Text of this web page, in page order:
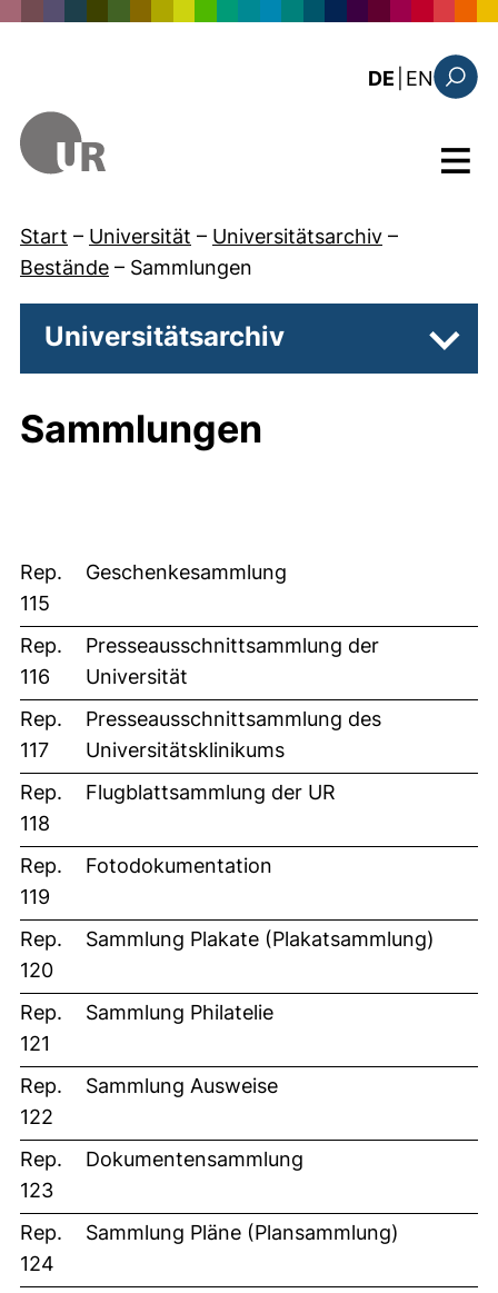
DE EN: the
Menü
Start – Universität – Universitätsarchiv –
Bestände – Sammlungen
Universitätsarchiv
Sammlungen
Rep.
115
Geschenkesammlung
Rep.
116
Presseausschnittsammlung der
Universität
Rep.
117
Presseausschnittsammlung des
Universitätsklinikums
Rep.
118
Flugblattsammlung der UR
Rep.
119
Fotodokumentation
Rep.
120
Sammlung Plakate (Plakatsammlung)
Rep.
121
Sammlung Philatelie
Rep.
122
Sammlung Ausweise
Rep.
123
Dokumentensammlung
Rep.
124
Sammlung Pläne (Plansammlung)